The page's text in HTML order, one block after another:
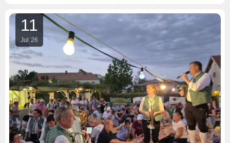
11
Jul 26